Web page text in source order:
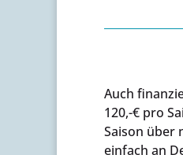
Auch
120,-€ pro
Saison über
einfach an